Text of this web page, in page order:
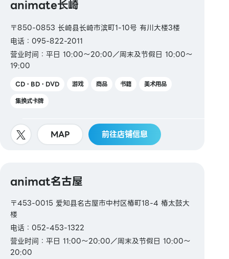
animate长崎
〒850-0853 长崎县长崎市滨町1-10号 有川大楼3楼
电话：095-822-2011
营业时间：平日 10:00～20:00／周末及节假日 10:00～
19:00
CD・BD・DVD 游戏 商品 书籍
美术用品
集换式卡牌
MAP 前往店铺信息
animat名古屋
〒453-0015 爱知县名古屋市中村区椿町18-4 椿太鼓大
楼
电话：052-453-1322
营业时间：平日 11:00～20:00／周末及节假日 10:00～
20:00